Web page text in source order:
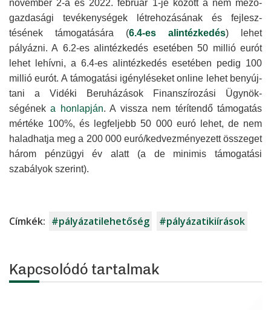
november 2-a és 2022. február 1-je között a nem mező­
gazdasági tevékeny­ségek létreho­zásának és fejlesz­
tésének támoga­tására (6.4-es alintézkedés) lehet
pályázni. A 6.2-es alintéz­kedés esetében 50 millió eurót
lehet lehívni, a 6.4-es alintéz­kedés esetében pedig 100
millió eurót. A támo­gatási igény­léseket online lehet benyúj­
tani a Vidéki Beruhá­zások Finanszí­rozási Ügynök­
ségéneka honlapján. A vissza nem térítendő támogatás
mértéke 100%, és legfeljebb 50 000 euró lehet, de nem
haladhatja meg a 200 000 euró/kedvez­ményezett összeget
három pénzügyi év alatt (a de minimis támogatási
szabályok szerint).
Címkék: #pályázatilehetőség #pályázatikiírások
Kapcsolódó tartalmak